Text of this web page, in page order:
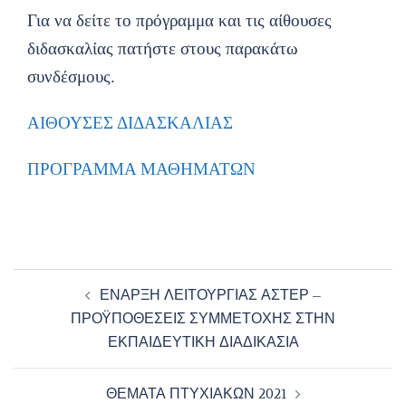
Για να δείτε το πρόγραμμα και τις αίθουσες
διδασκαλίας πατήστε στους παρακάτω
συνδέσμους.
ΑΙΘΟΥΣΕΣ ΔΙΔΑΣΚΑΛΙΑΣ
ΠΡΟΓΡΑΜΜΑ ΜΑΘΗΜΑΤΩΝ
navigationΕΝΑΡΞΗ ΛΕΙΤΟΥΡΓΙΑΣ ΑΣΤΕΡ –
ΠΡΟΫΠΟΘΕΣΕΙΣ ΣΥΜΜΕΤΟΧΗΣ ΣΤΗΝ
ΕΚΠΑΙΔΕΥΤΙΚΗ ΔΙΑΔΙΚΑΣΙΑ
ΘΕΜΑΤΑ ΠΤΥΧΙΑΚΩΝ 2021